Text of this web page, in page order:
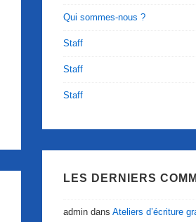
Qui sommes-nous ?
Staff
Staff
Staff
LES DERNIERS
admin dansAteliers d’écriture